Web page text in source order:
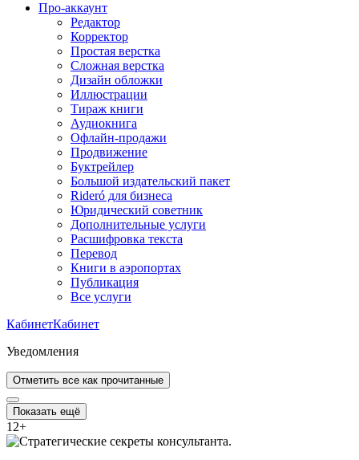
Про-аккаунт
Редактор
Корректор
Простая верстка
Сложная верстка
Дизайн обложки
Иллюстрации
Тираж книги
Аудиокнига
Офлайн-продажи
Продвижение
Буктрейлер
Большой издательский пакет
Rideró для бизнеса
Юридический советник
Дополнительные услуги
Расшифровка текста
Перевод
Книги в аэропортах
Публикация
Все услуги
КабинетКабинет
Уведомления
Отметить все как прочитанные
Показать ещё
12+